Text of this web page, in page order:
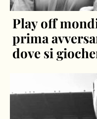
Play off
prima
dove si